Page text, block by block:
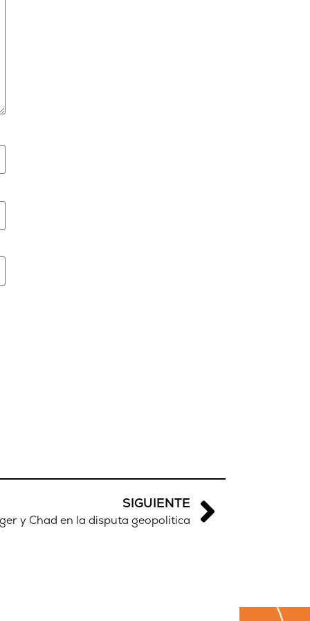
SIGUIENTE
y Chad en la disputa geopolítica